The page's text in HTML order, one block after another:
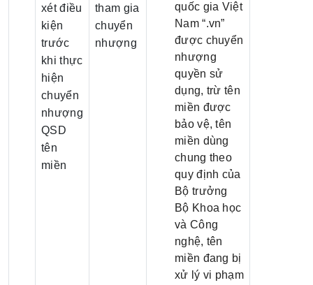
xét điều
kiện
trước
khi thực
hiện
chuyển
nhượng
QSD
tên
miền
tham gia
chuyển
nhượng
quốc gia Việt
Nam “.vn”
được chuyển
nhượng
quyền sử
dụng, trừ tên
miền được
bảo vệ, tên
miền dùng
chung theo
quy định của
Bộ trưởng
Bộ Khoa học
và Công
nghệ, tên
miền đang bị
xử lý vi phạm